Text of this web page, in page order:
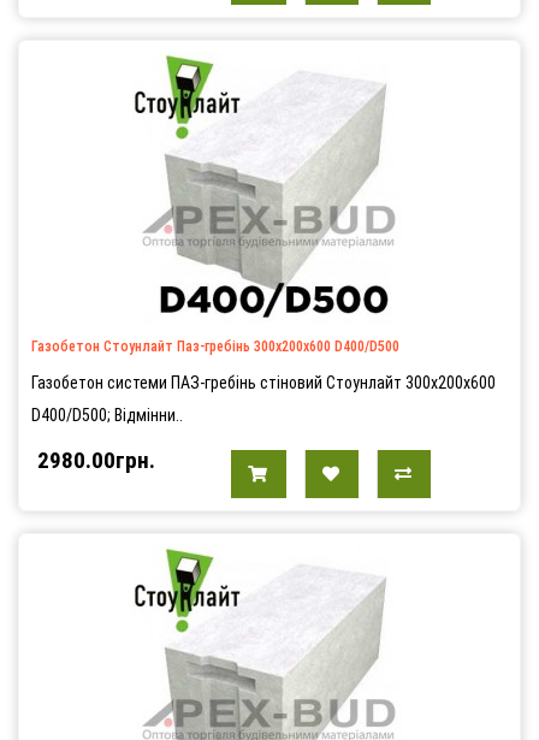
Газобетон Стоунлайт Паз-гребінь 300х200х600 D400/D500
Газобетон системи ПАЗ-гребінь стіновий Стоунлайт 300х200х600
D400/D500; Відмінни..
2980.00грн.